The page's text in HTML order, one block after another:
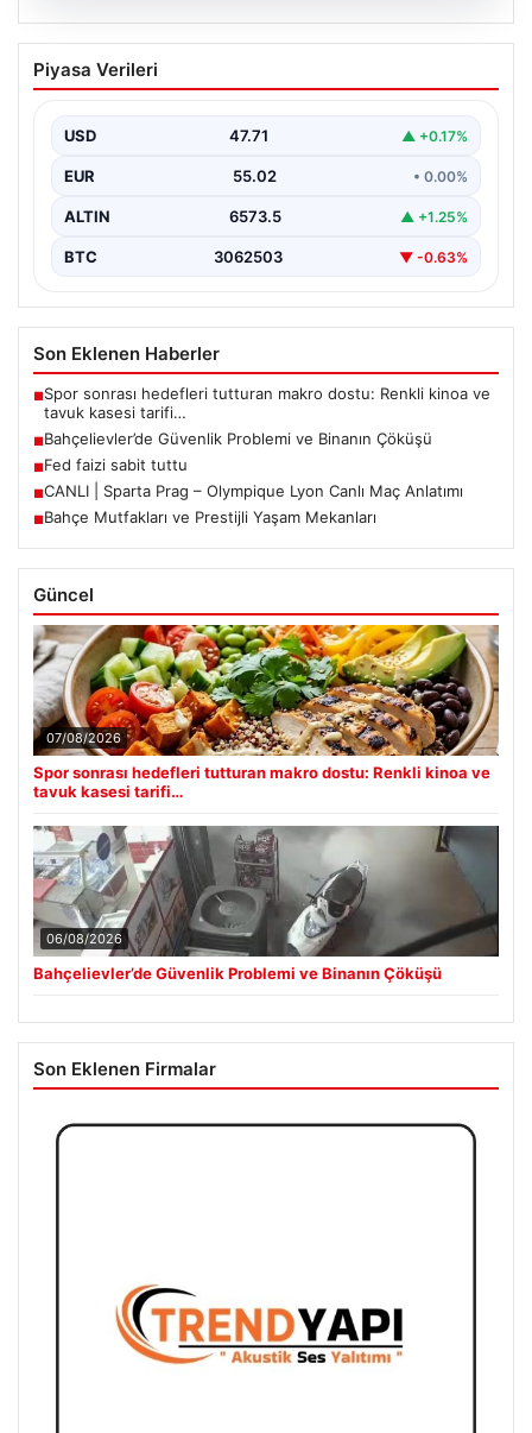
04.08.2026
CANLI | Sparta Prag – Olympique Lyon
Canlı Maç Anlatımı
Piyasa Verileri
USD 47.71 ▲ +0.17%
EUR 55.02 • 0.00%
ALTIN 6573.5 ▲ +1.25%
BTC 3062503 ▼ -0.63%
Son Eklenen Haberler
■Spor sonrası hedefleri tutturan makro dostu: Renkli kinoa ve
tavuk kasesi tarifi…
■Bahçelievler’de Güvenlik Problemi ve Binanın Çöküşü
■Fed faizi sabit tuttu
■CANLI | Sparta Prag – Olympique Lyon Canlı Maç Anlatımı
■Bahçe Mutfakları ve Prestijli Yaşam Mekanları
Güncel
07/08/2026
Spor sonrası hedefleri tutturan makro dostu: Renkli kinoa ve
tavuk kasesi tarifi…
06/08/2026
Bahçelievler’de Güvenlik Problemi ve Binanın Çöküşü
Son Eklenen Firmalar